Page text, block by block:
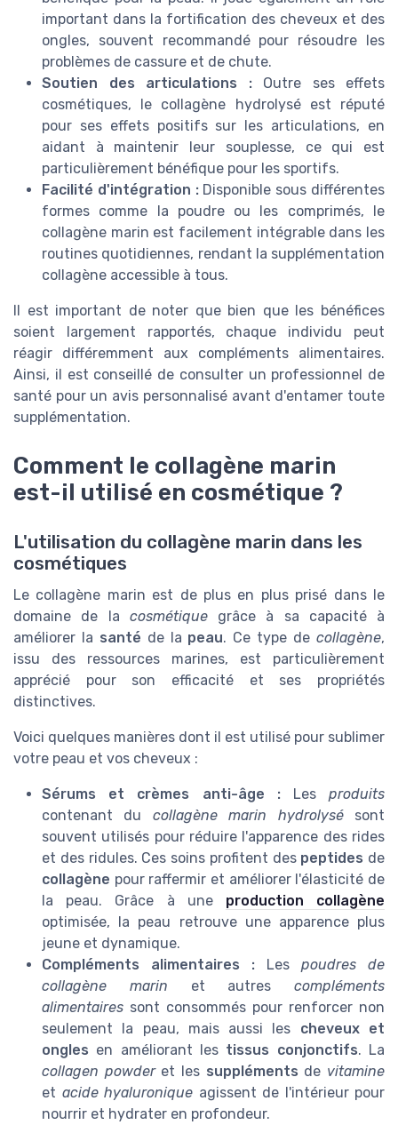
important dans la fortification des cheveux et des
ongles, souvent recommandé pour résoudre les
problèmes de cassure et de chute.
Soutien des articulations :Outre ses effets
cosmétiques, le collagène hydrolysé est réputé
pour ses effets positifs sur les articulations, en
aidant à maintenir leur souplesse, ce qui est
particulièrement bénéfique pour les sportifs.
Facilité d'intégration :Disponible sous différentes
formes comme la poudre ou les comprimés, le
collagène marin est facilement intégrable dans les
routines quotidiennes, rendant la supplémentation
collagène accessible à tous.
Il est important de noter que bien que les bénéfices
soient largement rapportés, chaque individu peut
réagir différemment aux compléments alimentaires.
Ainsi, il est conseillé de consulter un professionnel de
santé pour un avis personnalisé avant d'entamer toute
supplémentation.
Comment le collagène marin
est-il utilisé en cosmétique ?
L'utilisation du collagène marin dans les
cosmétiques
Le collagène marin est de plus en plus prisé dans le
domaine de la cosmétiquegrâce à sa capacité à
améliorer la santé de la peau. Ce type decollagène,
issu des ressources marines, est particulièrement
apprécié pour son efficacité et ses propriétés
distinctives.
Voici quelques manières dont il est utilisé pour sublimer
votre peau et vos cheveux :
Sérums et crèmes anti-âge :Lesproduits
contenant du collagène marin hydrolysésont
souvent utilisés pour réduire l'apparence des rides
et des ridules. Ces soins profitent des peptides de
collagène pour raffermir et améliorer l'élasticité de
la peau. Grâce à une production collagène
optimisée, la peau retrouve une apparence plus
jeune et dynamique.
Compléments alimentaires : Les poudres de
collagène marin et autres compléments
alimentaires sont consommés pour renforcer non
seulement la peau, mais aussi les cheveux et
ongles en améliorant les tissus conjonctifs. La
collagen powderet les suppléments de vitamine
et acide hyaluronique agissent de l'intérieur pour
nourrir et hydrater en profondeur.